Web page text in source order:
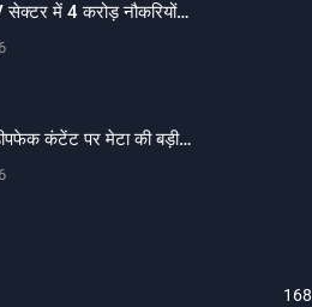
में 4 करोड़ नौकरियों…
कंटेंट पर मेटा की बड़ी…